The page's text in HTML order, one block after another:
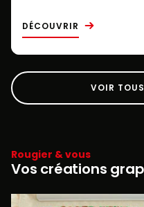
DÉCOUVRIR
VOIR
Rougier & vous
Vos créations